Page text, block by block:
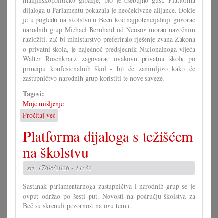
dijaloga u Parlamentu pokazala je neočekivane alijance. Dokle
je u pogledu na školstvo u Beču koč najpotencijalniji govorač
narodnih grup Michael Bernhard od Neosov morao nazočnim
razložiti, zač bi ministarstvo preferiralo rješenje zvana Zakona
o privatni škola, je najednoč predsjednik Nacionalnoga vijeća
Walter Rosenkranz zagovarao ovakovu privatnu školu po
principu konfesionalnih škol - bit će zanimljivo kako će
zastupničtvo narodnih grup koristiti te nove saveze.
Tagovi:
Moje mišljenje
Pročitaj već
Počinje
nova
era
u
Savjetu!?
Platforma dijaloga s težišćem
na školstvu
sri, 17/06/2026 - 11:32
Sastanak parlamentarnoga zastupničtva i narodnih grup se je
ovput održao po šesti put. Novosti na području školstva za
Beč su skrenuli pozornost na ovu temu.